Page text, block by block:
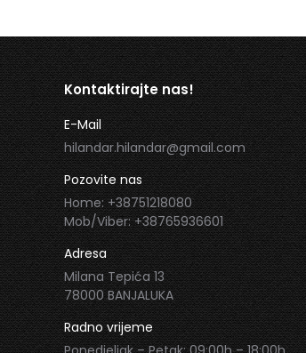
Kontaktirajte nas!
E-Mail
hilandar.hilandar@gmail.com
Pozovite nas
Home: +38751218080
Mob/Viber: +38765936601
Adresa
Milana Tepića 13
78000 BANJALUKA
Radno vrijeme